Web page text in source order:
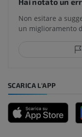
Hai notato un
Non esitare a
un miglioramento
SCARICA L'APP